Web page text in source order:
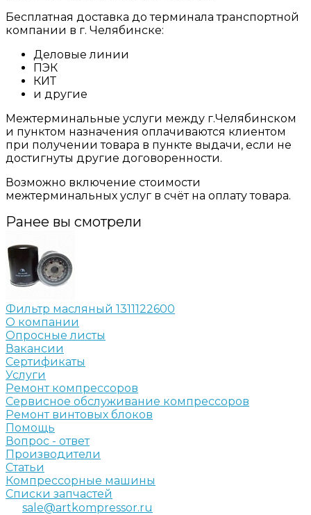
Бесплатная доставка до терминала транспортной
компании в г. Челябинске:
Деловые линии
ПЭК
КИТ
и другие
Межтерминальные услуги между г.Челябинском
и пунктом назначения оплачиваются клиентом
при получении товара в пункте выдачи, если не
достигнуты другие договоренности.
Возможно включение стоимости
межтерминальных услуг в счёт на оплату товара.
Ранее вы смотрели
Фильтр масляный 1311122600
О компании
Опросные листы
Вакансии
Сертификаты
Услуги
Ремонт компрессоров
Сервисное обслуживание компрессоров
Ремонт винтовых блоков
Помощь
Вопрос - ответ
Производители
Статьи
Компрессорные машины
Списки запчастей
sale@artkompressor.ru